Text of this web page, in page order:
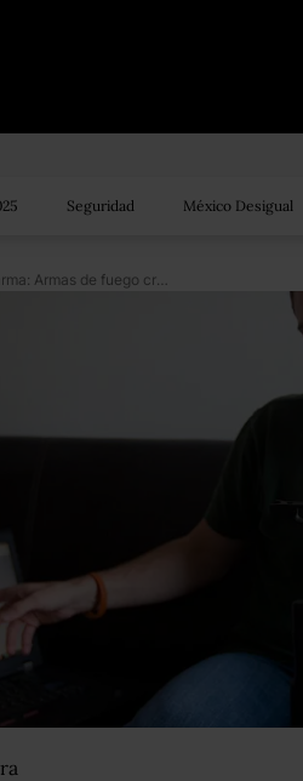
Seguridad México Desigual
Click, imprimir, arma: Armas de fuego creadas con impresoras 3D